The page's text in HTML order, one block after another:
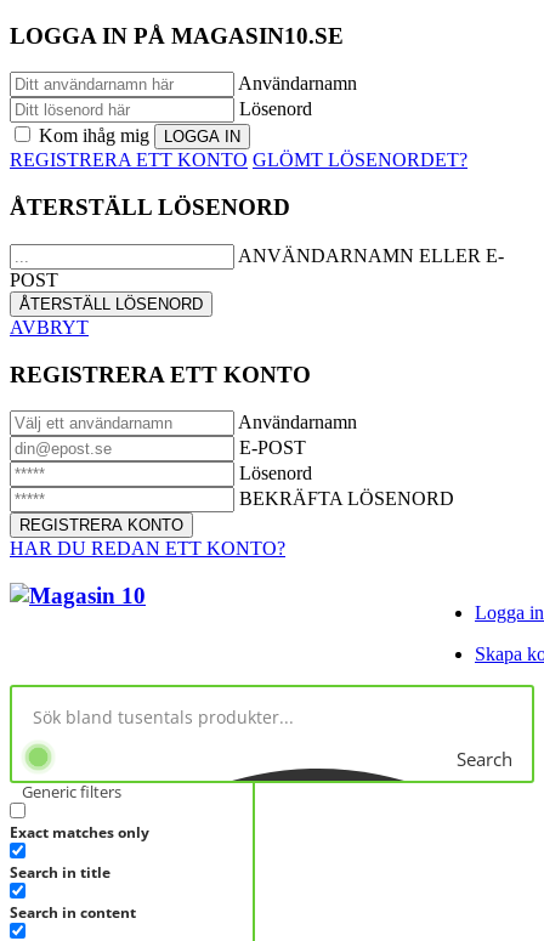
LOGGA IN PÅ MAGASIN10.SE
Användarnamn
Lösenord
Kom ihåg mig
REGISTRERA ETT KONTO GLÖMT LÖSENORDET?
ÅTERSTÄLL LÖSENORD
ANVÄNDARNAMN ELLER E-
POST
AVBRYT
REGISTRERA ETT KONTO
Användarnamn
E-POST
Lösenord
BEKRÄFTA LÖSENORD
HAR DU REDAN ETT KONTO?
Logga in
Skapa
Search
Generic filters
Exact matches only
Search in title
Search in content
KATEGORIER
FRÅGA DIREKT